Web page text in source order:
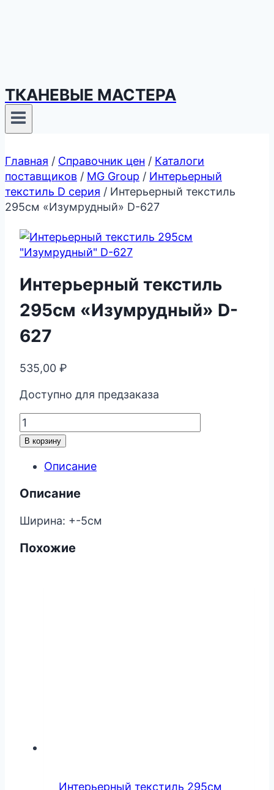
ТКАНЕВЫЕ МАСТЕРА
Главная / Справочник цен / Каталоги
поставщиков / MG Group / Интерьерный
текстиль D серия / Интерьерный текстиль
295см «Изумрудный» D-627
Интерьерный текстиль
295см «Изумрудный» D-
627
535,00 ₽
Доступно для предзаказа
Количество
товара
Интерьерный
текстиль
"Изумрудный"
627
В корзину
Описание
Описание
Ширина: +-5см
Похожие
Интерьерный текстиль 295см